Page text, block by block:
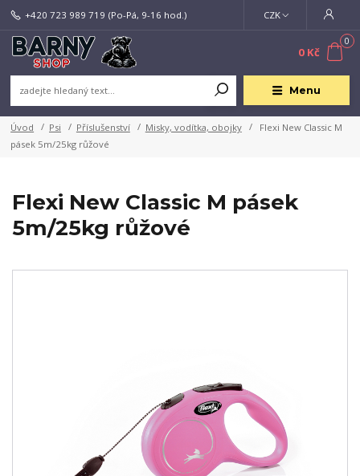
Menu
CZK
+420 723 989 719 (Po-Pá, 9-16 hod.)
0
0 Kč
Úvod Psi Příslušenství Misky, vodítka, obojky
Flexi New Classic M
pásek 5m/25kg růžové
Flexi New Classic M pásek
5m/25kg růžové